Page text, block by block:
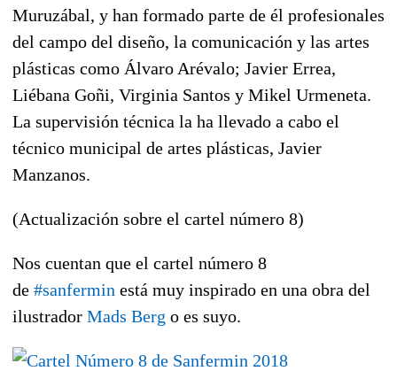
Muruzábal, y han formado parte de él profesionales
del campo del diseño, la comunicación y las artes
plásticas como Álvaro Arévalo; Javier Errea,
Liébana Goñi, Virginia Santos y Mikel Urmeneta.
La supervisión técnica la ha llevado a cabo el
técnico municipal de artes plásticas, Javier
Manzanos.
(Actualización sobre el cartel número 8)
Nos cuentan que el cartel número 8
de #sanfermin está muy inspirado en una obra del
ilustrador Mads Berg o es suyo.